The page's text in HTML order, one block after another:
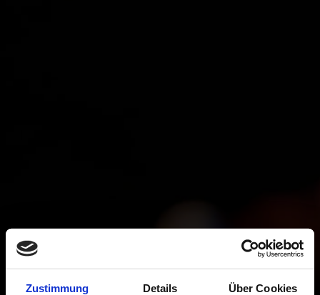
Zustimmung Details Über Cookies